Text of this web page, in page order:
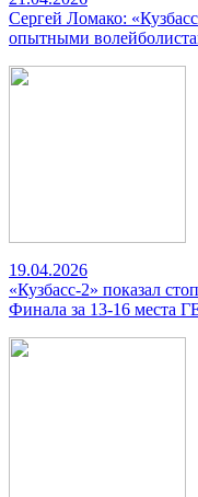
Сергей Ломако:
опытными
19.04.2026
«Кузбасс-2» показал
Финала за 13-16 места